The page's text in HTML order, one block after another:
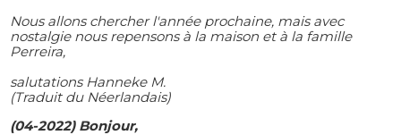
Nous allons chercher l'année prochaine, mais avec
nostalgie nous repensons à la maison et à la famille
Perreira,
salutations Hanneke M.
(Traduit du Néerlandais)
(04-2022) Bonjour,